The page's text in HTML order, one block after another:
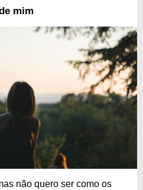
mim
não quero ser como os